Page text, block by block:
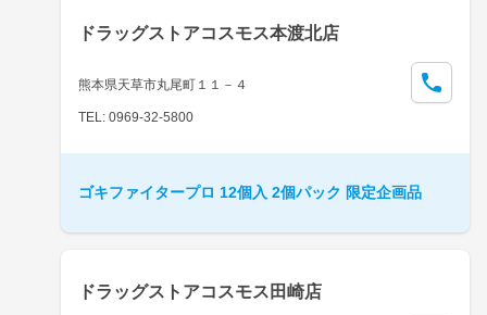
ドラッグストアコスモス本渡北店
熊本県天草市丸尾町１１－４
TEL: 0969-32-5800
ゴキファイタープロ 12個入 2個パック 限定企画品
ドラッグストアコスモス田崎店